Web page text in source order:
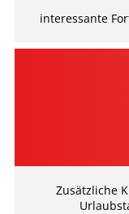
interessante
Zusätzliche